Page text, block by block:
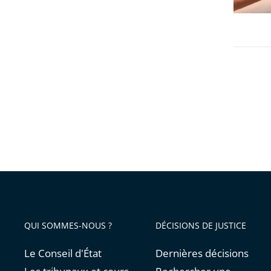
d’un
QUI SOMMES-NOUS ?
Le Conseil d'État
DÉCISIONS DE JUSTICE
Dernières décisions